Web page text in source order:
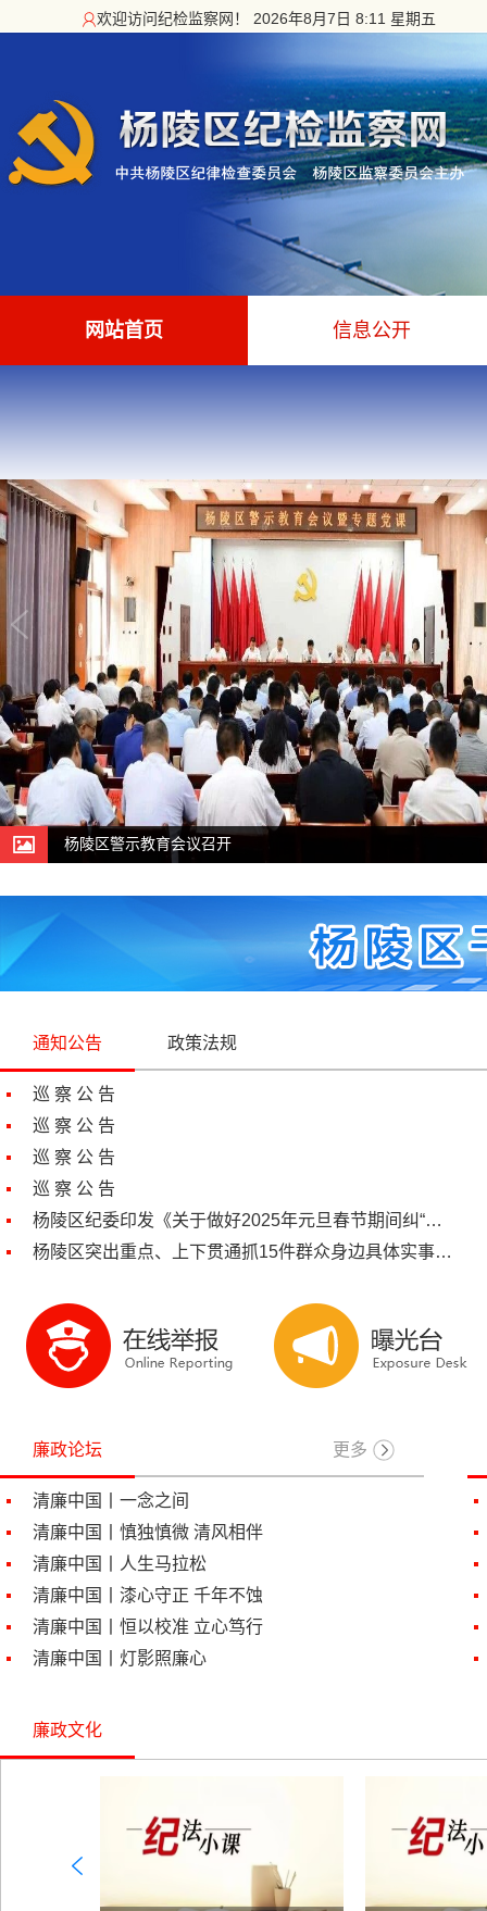
欢迎访问纪检监察网！ 2026年8月7日 8:11 星期五
网站首页 信息公开
基层小微权利“监督一点通”
通知公告 政策法规
巡 察 公 告
巡 察 公 告
巡 察 公 告
巡 察 公 告
杨陵区纪委印发《关于做好2025年元旦春节期间纠“…
杨陵区突出重点、上下贯通抓15件群众身边具体实事…
廉政论坛 更多
清廉中国丨一念之间
清廉中国丨慎独慎微 清风相伴
清廉中国丨人生马拉松
清廉中国丨漆心守正 千年不蚀
清廉中国丨恒以校准 立心笃行
清廉中国丨灯影照廉心
廉政文化